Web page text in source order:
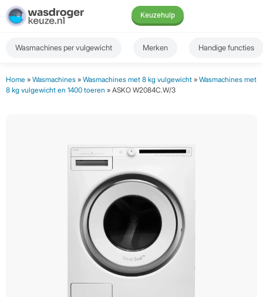
Keuzehulp
Wasmachines per vulgewicht Merken Handige functies
Home » Wasmachines » Wasmachines met 8 kg vulgewicht » Wasmachines met
8 kg vulgewicht en 1400 toeren » ASKO W2084C.W/3